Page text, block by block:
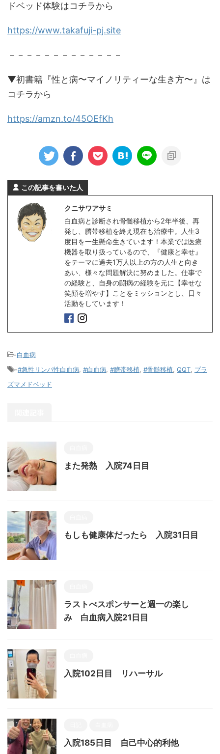
ドベッド体験はコチラから
https://www.takafuji-pj.site
－－－－－－－－－－－－－
▼初書籍『性と病〜マイノリティーな生き方〜』は
コチラから
https://amzn.to/45OEfKh
この記事を書いた人
クニサワアサミ
白血病と診断され骨髄移植から2年半後、再
発し、臍帯移植を終え現在も治療中。人生3
度目を一生懸命生きています！本業では医療
機器を取り扱っているので、『健康と幸せ』
をテーマに過去1万人以上の方の人生と向き
あい、様々な問題解決に努めました。仕事で
の経験と、自身の闘病の経験を元に【幸せな
笑顔を増やす】ことをミッションとし、日々
活動をしています！
-白血病
-#急性リンパ性白血病 #白血病 #臍帯移植 #骨髄移植 QQT プラ
ズマメドベッド
また発熱 入院74日目
もしも健康体だったら 入院31日目
ラストべスポンサーと週一の楽し
み 白血病入院21日目
入院102日目 リハーサル
入院185日目 自己中心的利他